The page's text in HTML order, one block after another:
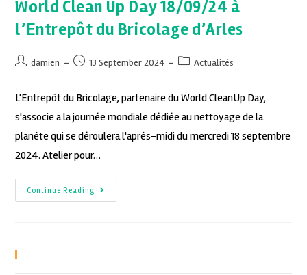
World Clean Up Day 18/09/24 à
l’Entrepôt du Bricolage d’Arles
damien 13 September 2024 Actualités
L'Entrepôt du Bricolage, partenaire du World CleanUp Day,
s'associe a la journée mondiale dédiée au nettoyage de la
planète qui se déroulera l'après-midi du mercredi 18 septembre
2024. Atelier pour…
Continue Reading